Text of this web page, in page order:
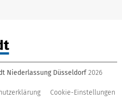
Niederlassung Düsseldorf 2026
Cookie-Einstellungen